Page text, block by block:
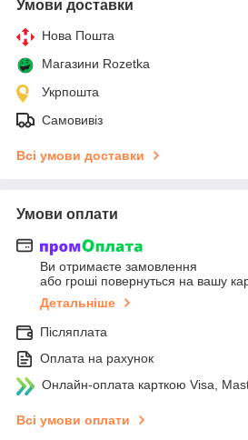
Умови доставки
Нова Пошта
Магазини Rozetka
Укрпошта
Самовивіз
Всі умови доставки
Умови оплати
Ви отримаєте замовлення
або гроші повернуться на вашу
Детальніше
Післяплата
Оплата на рахунок
Онлайн-оплата карткою Visa,
Всі умови оплати